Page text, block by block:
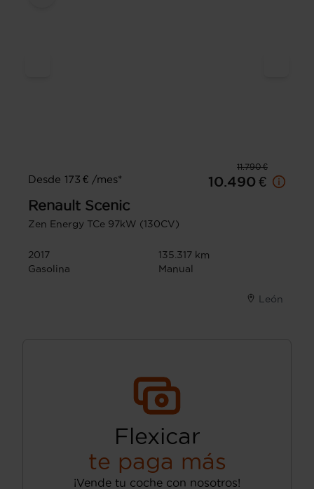
11.790 €
Desde 173 € /mes*
10.490 €
Renault Scenic
Zen Energy TCe 97kW (130CV)
2017
135.317 km
Gasolina
Manual
León
Flexicar
te paga más
¡Vende tu coche con nosotros!